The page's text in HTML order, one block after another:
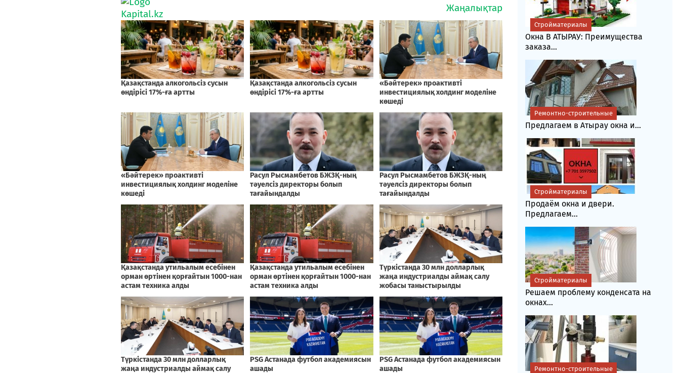
Окна В АТЫРАУ: Преимущества
заказа...
Стройматериалы
Предлагаем в Атырау окна и...
Ремонтно-строительные
Продаём окна и двери.
Предлагаем...
Стройматериалы
Решаем проблему конденсата на
окнах...
Стройматериалы
Ремонтно-строительные